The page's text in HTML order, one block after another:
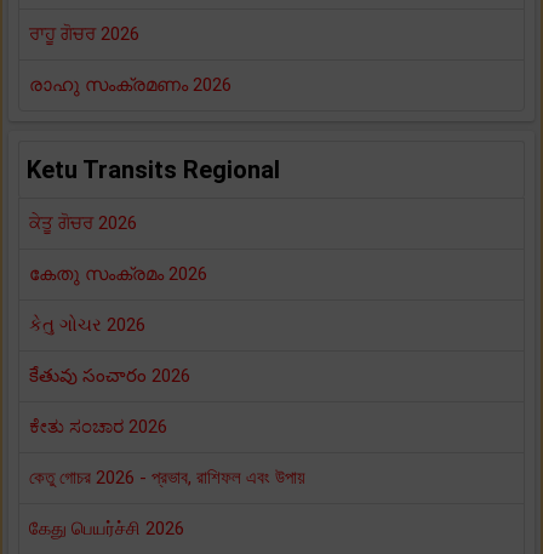
ਰਾਹੂ ਗੋਚਰ 2026
രാഹു സംക്രമണം 2026
Ketu Transits Regional
ਕੇਤੂ ਗੋਚਰ 2026
കേതു സംക്രമം 2026
કેતુ ગોચર 2026
కేతువు సంచారం 2026
ಕೇತು ಸಂಚಾರ 2026
কেতু গোচর 2026 - প্রভাব, রাশিফল এবং উপায়
கேது பெயர்ச்சி 2026